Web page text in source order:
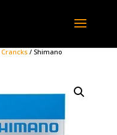
Crancks/ Shimano